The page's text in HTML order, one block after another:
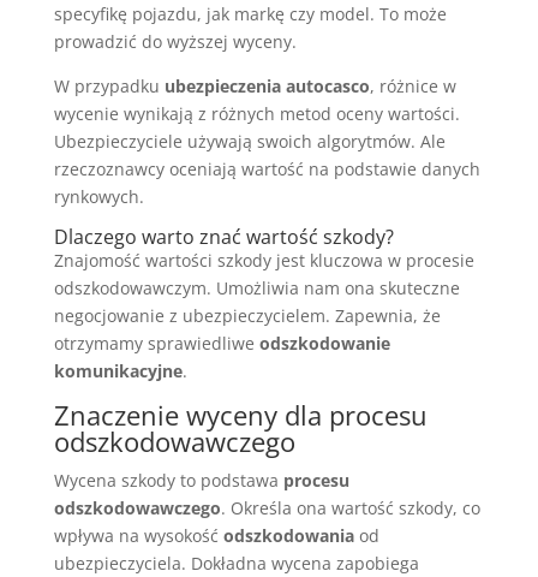
specyfikę pojazdu, jak markę czy model. To może
prowadzić do wyższej wyceny.
W przypadku ubezpieczenia autocasco, różnice w
wycenie wynikają z różnych metod oceny wartości.
Ubezpieczyciele używają swoich algorytmów. Ale
rzeczoznawcy oceniają wartość na podstawie danych
rynkowych.
Dlaczego warto znać wartość szkody?
Znajomość wartości szkody jest kluczowa w procesie
odszkodowawczym. Umożliwia nam ona skuteczne
negocjowanie z ubezpieczycielem. Zapewnia, że
otrzymamy sprawiedliwe odszkodowanie
komunikacyjne.
Znaczenie wyceny dla procesu
odszkodowawczego
Wycena szkody to podstawa procesu
odszkodowawczego. Określa ona wartość szkody, co
wpływa na wysokość odszkodowaniaod
ubezpieczyciela. Dokładna wycena zapobiega